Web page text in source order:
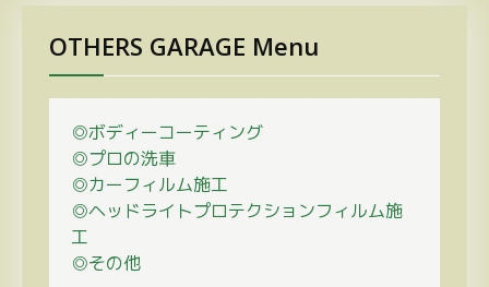
OTHERS GARAGE Menu
◎ボディーコーティング
◎プロの洗車
◎カーフィルム施工
◎ヘッドライトプロテクションフィルム施
工
◎その他